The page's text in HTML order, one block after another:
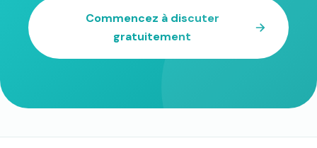
Commencez à discuter
gratuitement